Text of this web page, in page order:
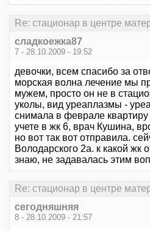
Re: стационар в центре
сладкоежка87
7 - 28.10.2009 - 19:52
девочки, всем спасибо за
морская волна лечение мы
мужем, просто он не в
уколы, вид уреаплазмы -
снимала в феврале квартиру
учете в жк 6, врач Кушина,
но вот так вот отправила.
Володарского 2а. к какой жк
знаю, не задавалась этим
Re: стационар в центре
сегодняшняя
8 - 28.10.2009 - 21:57